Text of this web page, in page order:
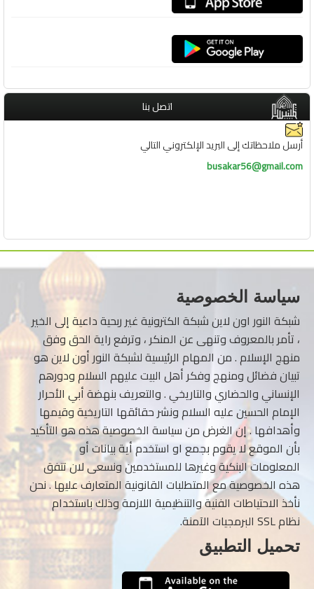
اتصل بنا
أرسل ملاحظاتك إلى البريد الإلكتروني التالي
busakar56@gmail.com
سياسة الخصوصية
شبكة النور اون لاين شبكة الكترونية غير ربحية داعية إلى الخير
، تأمر بالمعروف وتنهى عن المنكر ، وترفع راية الحق وفق
منهج الإسلام . من المهام الرئيسية لشبكة النور أون لاين هو
تبيان فضائل ومنهج وفكر أهل البيت عليهم السلام ودورهم
الإنساني والحضاري والتاريخي . والتعريف بنهضة أبي الأحرار
الإمام الحسين عليه السلام ونشر حقائقها التاريخية وقيمها
وأهدافها . إن الغرض من سياسة الخصوصية هذه هو التأكيد
بأن الموقع لا يقوم بجمع او استخدم أية بيانات أو
المعلومات البنكية وغيرها للمستخدمين ونسعى لان تتفق
هذه الخصوصية مع المتطلبات القانونية المتعارف عليها . نحن
نأخذ الاحتياطات الفنية والتنظيمية اللازمة وذلك باستخدام
نظام SSL البرمجيات الآمنة.
تحميل التطبيق